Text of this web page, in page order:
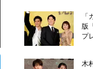
版
プ
木